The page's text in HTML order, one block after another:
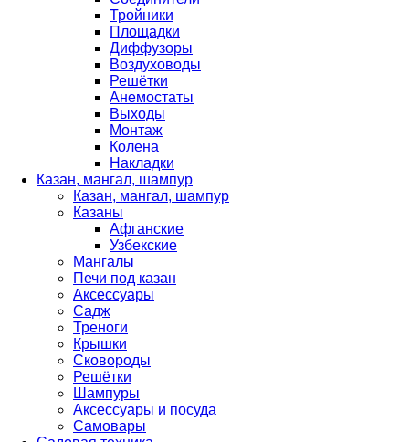
Тройники
Площадки
Диффузоры
Воздуховоды
Решётки
Анемостаты
Выходы
Монтаж
Колена
Накладки
Казан, мангал, шампур
Казан, мангал, шампур
Казаны
Афганские
Узбекские
Мангалы
Печи под казан
Аксессуары
Садж
Треноги
Крышки
Сковороды
Решётки
Шампуры
Аксессуары и посуда
Самовары